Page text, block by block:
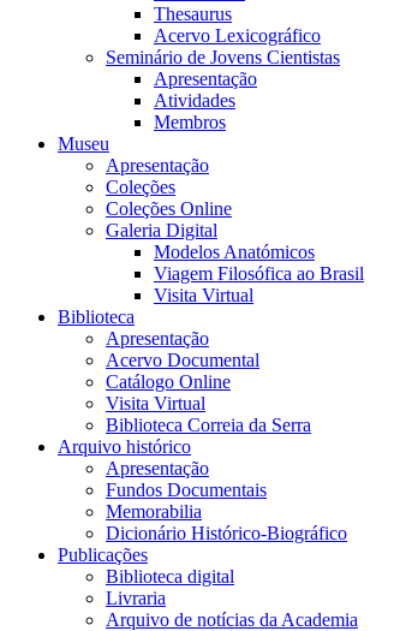
Thesaurus
Acervo Lexicográfico
Seminário de Jovens Cientistas
Apresentação
Atividades
Membros
Museu
Apresentação
Coleções
Coleções Online
Galeria Digital
Modelos Anatómicos
Viagem Filosófica ao Brasil
Visita Virtual
Biblioteca
Apresentação
Acervo Documental
Catálogo Online
Visita Virtual
Biblioteca Correia da Serra
Arquivo histórico
Apresentação
Fundos Documentais
Memorabilia
Dicionário Histórico-Biográfico
Publicações
Biblioteca digital
Livraria
Arquivo de notícias da Academia